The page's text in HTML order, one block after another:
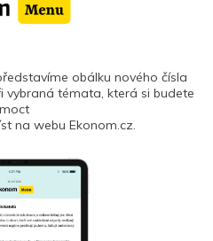
obálku nového čísla
vybraná témata, která si budete
moct
na webu Ekonom.cz.